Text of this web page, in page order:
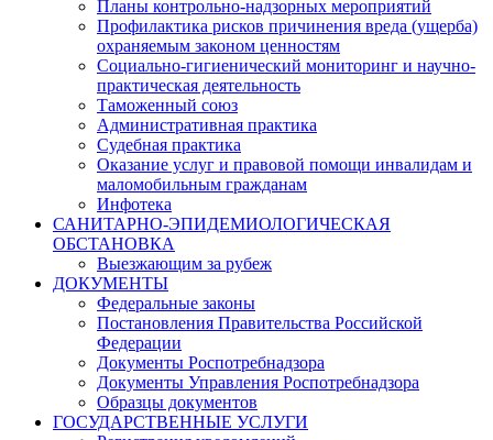
Планы контрольно-надзорных мероприятий
Профилактика рисков причинения вреда (ущерба)
охраняемым законом ценностям
Социально-гигиенический мониторинг и научно-
практическая деятельность
Таможенный союз
Административная практика
Судебная практика
Оказание услуг и правовой помощи инвалидам и
маломобильным гражданам
Инфотека
САНИТАРНО-ЭПИДЕМИОЛОГИЧЕСКАЯ
ОБСТАНОВКА
Выезжающим за рубеж
ДОКУМЕНТЫ
Федеральные законы
Постановления Правительства Российской
Федерации
Документы Роспотребнадзора
Документы Управления Роспотребнадзора
Образцы документов
ГОСУДАРСТВЕННЫЕ УСЛУГИ